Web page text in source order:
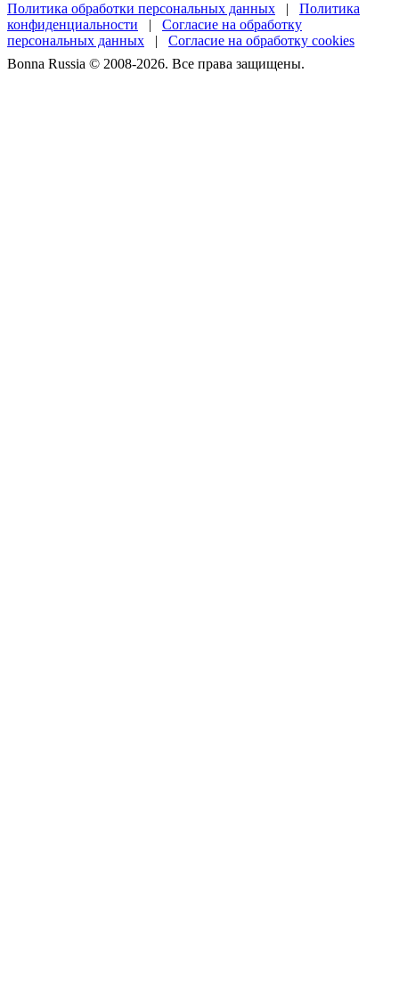
Политика обработки персональных данных | Политика
конфиденциальности | Согласие на обработку
персональных данных | Согласие на обработку cookies
Bonna Russia © 2008-2026. Все права защищены.